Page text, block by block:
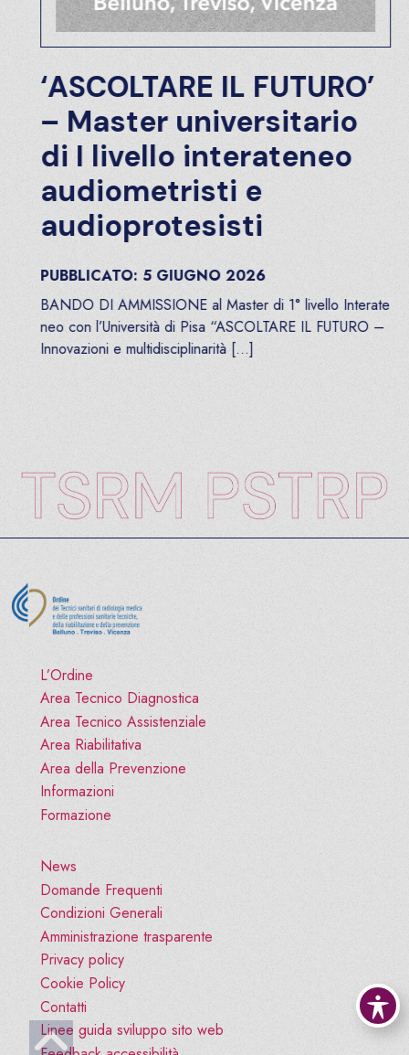
‘ASCOLTARE IL FUTURO’
– Master universitario
di I livello interateneo
audiometristi e
audioprotesisti
PUBBLICATO:5 GIUGNO 2026
BANDO DI AMMISSIONE al Master di 1° livello Interate
neo con l’Università di Pisa “ASCOLTARE IL FUTURO –
Innovazioni e multidisciplinarità […]
L’Ordine
Area Tecnico Diagnostica
Area Tecnico Assistenziale
Area Riabilitativa
Area della Prevenzione
Informazioni
Formazione
News
Domande Frequenti
Condizioni Generali
Amministrazione trasparente
Privacy policy
Cookie Policy
Contatti
Linee guida sviluppo sito web
Vai all'inizio pagina